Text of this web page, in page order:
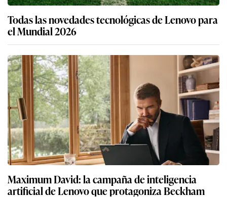
Todas las novedades tecnológicas de Lenovo para
el Mundial 2026
Maximum David: la campaña de inteligencia
artificial de Lenovo que protagoniza Beckham